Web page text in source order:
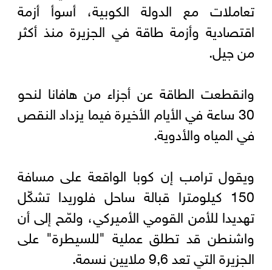
تعاملات مع الدولة الكوبية، أسوأ أزمة
اقتصادية وأزمة طاقة في الجزيرة منذ أكثر
من جيل.
وانقطعت الطاقة عن أجزاء من هافانا لنحو
30 ساعة في الأيام الأخيرة فيما يزداد النقص
في المياه والأدوية.
ويقول ترامب إن كوبا الواقعة على مسافة
150 كيلومترا قبالة ساحل فلوريدا تشكّل
تهديدا للأمن القومي الأميركي، ولمّح إلى أن
واشنطن قد تطلق عملية "للسيطرة" على
الجزيرة التي تعد 9,6 ملايين نسمة.